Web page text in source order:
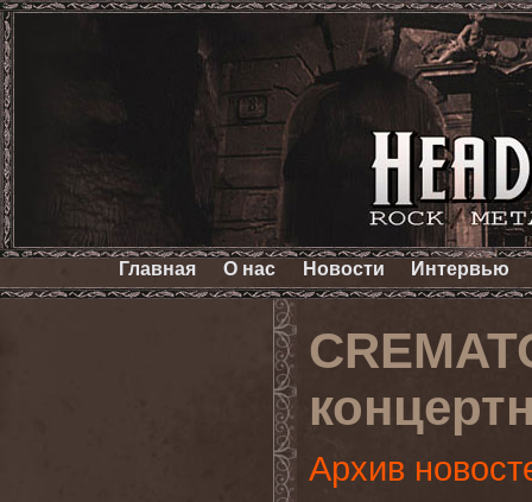
Главная О нас Новости Интервью
Архив